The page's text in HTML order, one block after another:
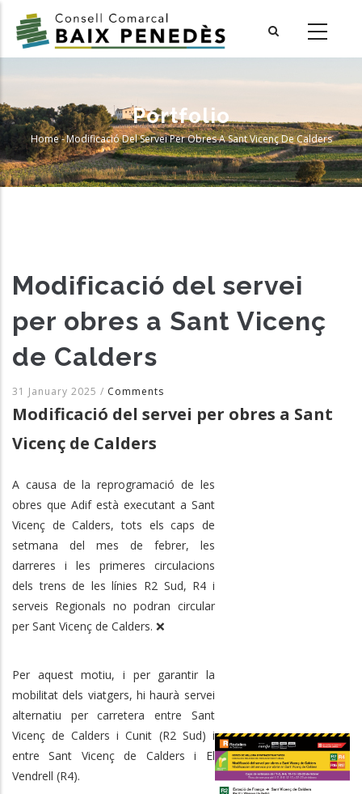
main
Portfolio
Breadcrumb
Home-Modificació Del Servei Per Obres A Sant Vicenç De Calders
Modificació del servei
per obres a Sant Vicenç
de Calders
31 January 2025 / Comments
Modificació del servei per obres a Sant
Vicenç de Calders
A causa de la reprogramació de les
obres que Adif està executant a Sant
Vicenç de Calders, tots els caps de
setmana del mes de febrer, les
darreres i les primeres circulacions
dels trens de les línies R2 Sud, R4 i
serveis Regionals no podran circular
per Sant Vicenç de Calders. ❌
Per aquest motiu, i per garantir la
mobilitat dels viatgers, hi haurà servei
alternatiu per carretera entre Sant
Vicenç de Calders i Cunit (R2 Sud) i
entre Sant Vicenç de Calders i El
Vendrell (R4).